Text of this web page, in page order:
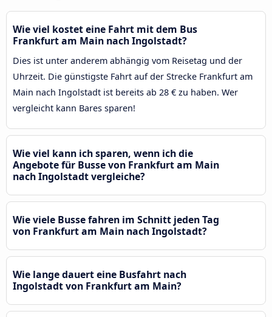
Wie viel kostet eine Fahrt mit dem Bus
Frankfurt am Main nach Ingolstadt?
Dies ist unter anderem abhängig vom Reisetag und der
Uhrzeit. Die günstigste Fahrt auf der Strecke Frankfurt am
Main nach Ingolstadt ist bereits ab 28 € zu haben. Wer
vergleicht kann Bares sparen!
Wie viel kann ich sparen, wenn ich die
Angebote für Busse von Frankfurt am Main
nach Ingolstadt vergleiche?
Wie viele Busse fahren im Schnitt jeden Tag
von Frankfurt am Main nach Ingolstadt?
Wie lange dauert eine Busfahrt nach
Ingolstadt von Frankfurt am Main?